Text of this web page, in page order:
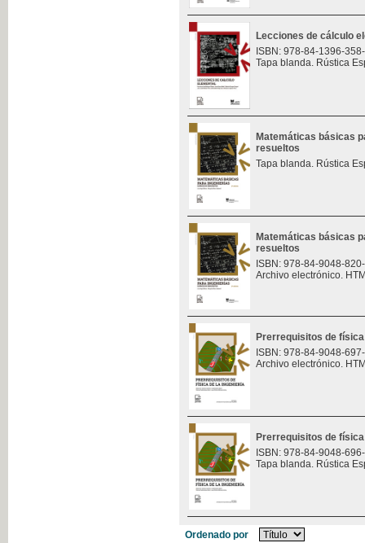
Lecciones de cálculo
ISBN: 978-84-1396-
Tapa blanda. Rústica
Matemáticas básicas
resueltos
Tapa blanda. Rústica
Matemáticas básicas
resueltos
ISBN: 978-84-9048-
Archivo electrónico.
Prerrequisitos de
ISBN: 978-84-9048-
Archivo electrónico.
Prerrequisitos de
ISBN: 978-84-9048-
Tapa blanda. Rústica
Ordenado por